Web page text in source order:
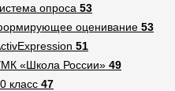
опроса 53
оценивание 53
51
«Школа России» 49
класс 47